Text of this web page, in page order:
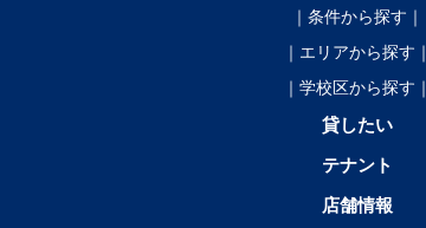
｜条件から探す｜
｜エリアから探す｜
｜学校区から探す｜
貸したい
テナント
店舗情報